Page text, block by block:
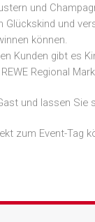
und
Glückskind und
können.
Kunden gibt es
Regional
und lassen Sie
zum Event-Tag